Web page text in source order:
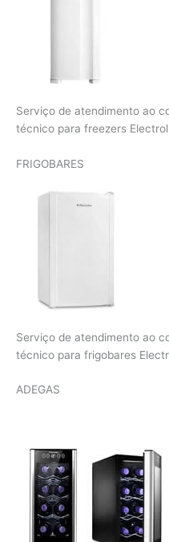
Serviço de atendimento ao
técnico para freezers
FRIGOBARES
Serviço de atendimento ao
técnico para frigobares
ADEGAS